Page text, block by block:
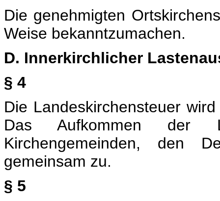
Die genehmigten
Weise bekanntzumachen.
D. Innerkirchlicher
§ 4
Die Landeskirchensteuer
Das Aufkommen der
Kirchengemeinden, den
gemeinsam zu.
§ 5